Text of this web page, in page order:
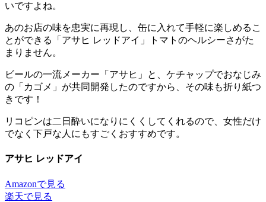
いですよね。
あのお店の味を忠実に再現し、缶に入れて手軽に楽しめるこ
とができる「アサヒ レッドアイ」トマトのヘルシーさがた
まりません。
ビールの一流メーカー「アサヒ」と、ケチャップでおなじみ
の「カゴメ」が共同開発したのですから、その味も折り紙つ
きです！
リコピンは二日酔いになりにくくしてくれるので、女性だけ
でなく下戸な人にもすごくおすすめです。
アサヒ レッドアイ
Amazonで見る
楽天で見る